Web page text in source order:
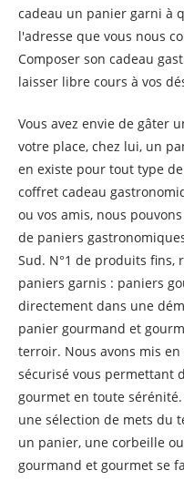
cadeau un panier garni à
l'adresse que vous nous
Composer son cadeau
laisser libre cours à vos
Vous avez envie de gâter
votre place, chez lui, un
en existe pour tout type
coffret cadeau
ou vos amis, nous
de paniers
Sud. N°1 de produits fins,
paniers garnis : paniers
directement dans une
panier gourmand et
terroir. Nous avons mis
sécurisé vous permettant
gourmet en toute
une sélection de mets du
un panier, une corbeille
gourmand et gourmet se